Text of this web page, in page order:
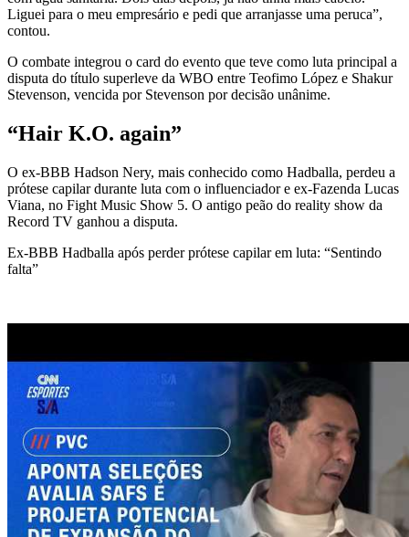
Liguei para o meu empresário e pedi que arranjasse uma peruca”,
contou.
O combate integrou o card do evento que teve como luta principal a
disputa do título superleve da WBO entre Teofimo López e Shakur
Stevenson, vencida por Stevenson por decisão unânime.
“Hair K.O. again”
O ex-BBB Hadson Nery, mais conhecido como Hadballa, perdeu a
prótese capilar durante luta com o influenciador e ex-Fazenda Lucas
Viana, no Fight Music Show 5. O antigo peão do reality show da
Record TV ganhou a disputa.
Ex-BBB Hadballa após perder prótese capilar em luta: “Sentindo
falta”